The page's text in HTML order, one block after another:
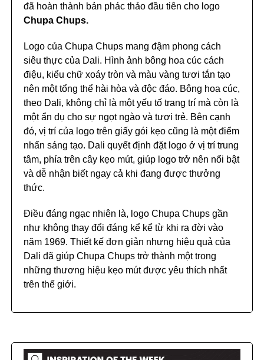
đã hoàn thành bản phác thảo đầu tiên cho logo
Chupa Chups.
Logo của Chupa Chups mang đậm phong cách
siêu thực của Dali. Hình ảnh bông hoa cúc cách
điệu, kiểu chữ xoáy tròn và màu vàng tươi tắn tạo
nên một tổng thể hài hòa và độc đáo. Bông hoa cúc,
theo Dali, không chỉ là một yếu tố trang trí mà còn là
một ẩn dụ cho sự ngọt ngào và tươi trẻ. Bên cạnh
đó, vị trí của logo trên giấy gói kẹo cũng là một điểm
nhấn sáng tạo. Dali quyết định đặt logo ở vị trí trung
tâm, phía trên cây kẹo mút, giúp logo trở nên nổi bật
và dễ nhận biết ngay cả khi đang được thưởng
thức.
Điều đáng ngạc nhiên là, logo Chupa Chups gần
như không thay đổi đáng kể kể từ khi ra đời vào
năm 1969. Thiết kế đơn giản nhưng hiệu quả của
Dali đã giúp Chupa Chups trở thành một trong
những thương hiệu kẹo mút được yêu thích nhất
trên thế giới.